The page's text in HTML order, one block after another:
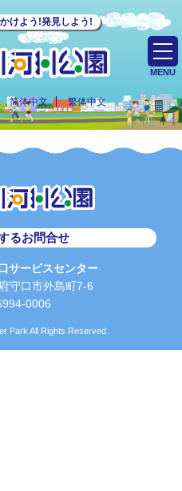
けよう!発見しよう!
简体中文 繁体中文
MENU
るお問合せ
サービスセンター
守口市外島町7-6
0006
Park All Rights Reserved..